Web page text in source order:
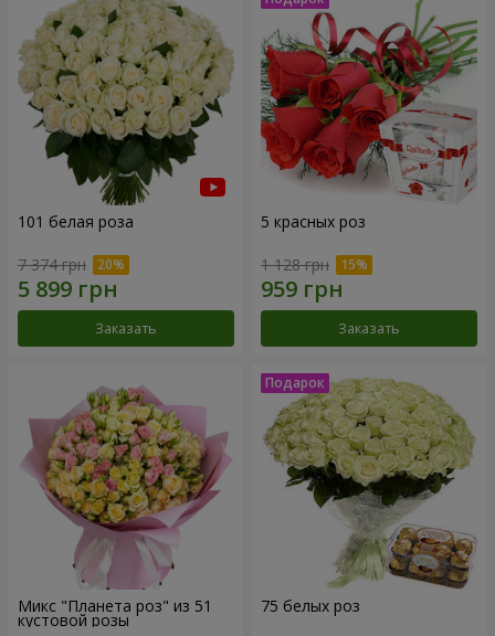
101 белая роза
7 374 грн
Заказать
5 красных роз
1 128 грн
Заказать
Микс "Планета роз" из 51
кустовой розы
75 белых роз